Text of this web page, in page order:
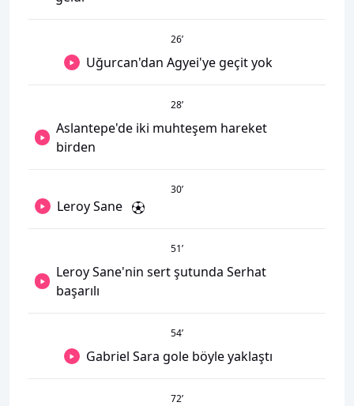
26’
Uğurcan'dan Agyei'ye geçit yok
28’
Aslantepe'de iki muhteşem hareket
birden
30’
Leroy Sane
51’
Leroy Sane'nin sert şutunda Serhat
başarılı
54’
Gabriel Sara gole böyle yaklaştı
72’